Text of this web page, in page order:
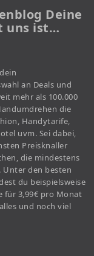
Deine
uns ist…
an Deals und
mehr als 100.000
die
Handytarife,
uvm. Sei dabei,
Preisknaller
die mindestens
Unter den besten
du beispielsweise
für 3,99€ pro Monat
und noch viel